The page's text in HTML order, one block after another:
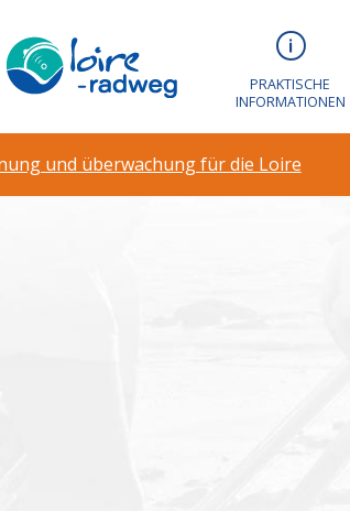
PRAKTISCHE
INFORMATIONEN
und überwachung für die Loire
und